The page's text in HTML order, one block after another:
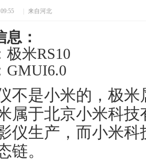
来自河北
：
极米RS10
GMUI6.0
不是小米的，极
属于北京小米科
仪生产，而小米
链。